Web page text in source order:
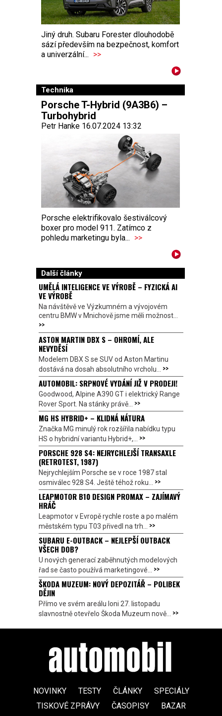
Jiný druh. Subaru Forester dlouhodobě
sází především na bezpečnost, komfort
a univerzální... >>
Technika
Porsche T-Hybrid (9A3B6) –
Turbohybrid
Petr Hanke 16.07.2024 13:32
Porsche elektrifikovalo šestiválcový
boxer pro model 911. Zatímco z
pohledu marketingu byla... >>
Další články
UMĚLÁ INTELIGENCE VE VÝROBĚ – FYZICKÁ AI
VE VÝROBĚ
Na návštěvě ve Výzkumném a vývojovém
centru BMW v Mnichově jsme měli možnost...
>>
ASTON MARTIN DBX S – OHROMÍ, ALE
NEVYDĚSÍ
Modelem DBX S se SUV od Aston Martinu
dostává na dosah absolutního vrcholu... >>
AUTOMOBIL: SRPNOVÉ VYDÁNÍ JIŽ V PRODEJI!
Goodwood, Alpine A390 GT i elektrický Range
Rover Sport. Na stánky právě... >>
MG HS HYBRID+ – KLIDNÁ NÁTURA
Značka MG minulý rok rozšířila nabídku typu
HS o hybridní variantu Hybrid+,... >>
PORSCHE 928 S4: NEJRYCHLEJŠÍ TRANSAXLE
(RETROTEST, 1987)
Nejrychlejším Porsche se v roce 1987 stal
osmiválec 928 S4. Ještě téhož roku... >>
LEAPMOTOR B10 DESIGN PROMAX – ZAJÍMAVÝ
HRÁČ
Leapmotor v Evropě rychle roste a po malém
městském typu T03 přivedl na trh... >>
SUBARU E-OUTBACK – NEJLEPŠÍ OUTBACK
VŠECH DOB?
U nových generací zaběhnutých modelových
řad se často používá marketingové... >>
ŠKODA MUZEUM: NOVÝ DEPOZITÁŘ – POLIBEK
DĚJIN
Přímo ve svém areálu loni 27. listopadu
slavnostně otevřelo Škoda Muzeum nově... >>
NOVINKY TESTY ČLÁNKY
SPECIÁLY
TISKOVÉ ZPRÁVY
ČASOPISY BAZAR